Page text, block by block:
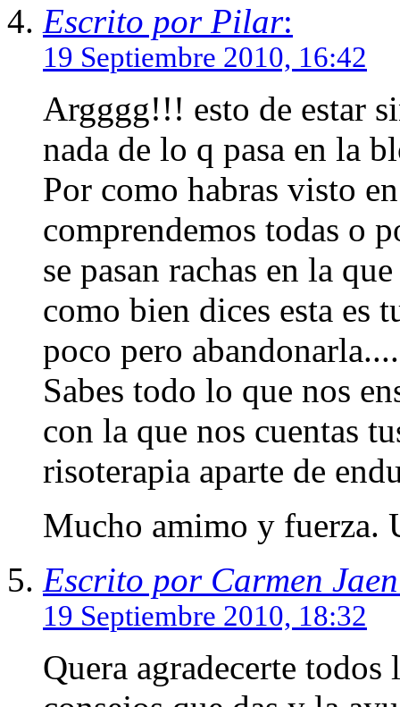
Escrito por Pilar:
19 Septiembre 2010, 16:42
Argggg!!! esto de estar
nada de lo q pasa en la
Por como habras visto
comprendemos todas o
se pasan rachas en la
como bien dices esta es
poco pero
Sabes todo lo que nos
con la que nos cuentas
risoterapia aparte de
Mucho amimo y fuerza.
Escrito por Carmen Jaen
19 Septiembre 2010, 18:32
Quera agradecerte todos